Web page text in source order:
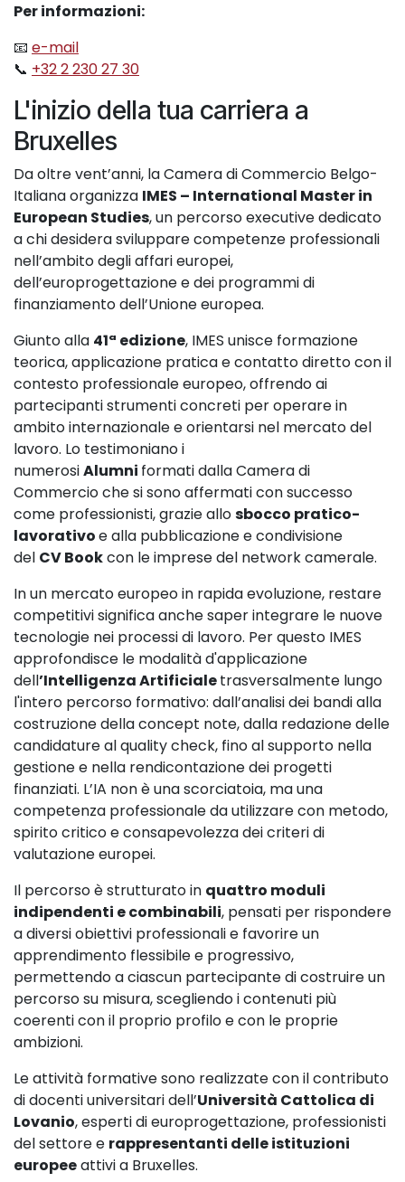
Per informazioni:
📧 e-mail
📞 +32 2 230 27 30
L'inizio della tua carriera a
Bruxelles
Da oltre vent’anni, la Camera di Commercio Belgo-
Italiana organizza IMES – International Master in
European Studies, un percorso executive dedicato
a chi desidera sviluppare competenze professionali
nell’ambito degli affari europei,
dell’europrogettazione e dei programmi di
finanziamento dell’Unione europea.
Giunto alla 41ª edizione, IMES unisce formazione
teorica, applicazione pratica e contatto diretto con il
contesto professionale europeo, offrendo ai
partecipanti strumenti concreti per operare in
ambito internazionale e orientarsi nel mercato del
lavoro. Lo testimoniano i
numerosiAlumni formati dalla Camera di
Commercio che si sono affermati con successo
come professionisti, grazie allosbocco pratico-
lavorativoe alla pubblicazione e condivisione
del CV Bookcon le imprese del network camerale.
In un mercato europeo in rapida evoluzione, restare
competitivi significa anche saper integrare le nuove
tecnologie nei processi di lavoro. Per questo IMES
approfondisce le modalità d'applicazione
dell’Intelligenza Artificialetrasversalmente lungo
l'intero percorso formativo: dall’analisi dei bandi alla
costruzione della concept note, dalla redazione delle
candidature al quality check, fino al supporto nella
gestione e nella rendicontazione dei progetti
finanziati. L’IA non è una scorciatoia, ma una
competenza professionale da utilizzare con metodo,
spirito critico e consapevolezza dei criteri di
valutazione europei.
Il percorso è strutturato in quattro moduli
indipendenti e combinabili, pensati per rispondere
a diversi obiettivi professionali e favorire un
apprendimento flessibile e progressivo,
permettendo a ciascun partecipante di costruire un
percorso su misura, scegliendo i contenuti più
coerenti con il proprio profilo e con le proprie
ambizioni.
Le attività formative sono realizzate con il contributo
di docenti universitari dell’Università Cattolica di
Lovanio, esperti di europrogettazione, professionisti
del settore e rappresentanti delle istituzioni
europeeattivi a Bruxelles.